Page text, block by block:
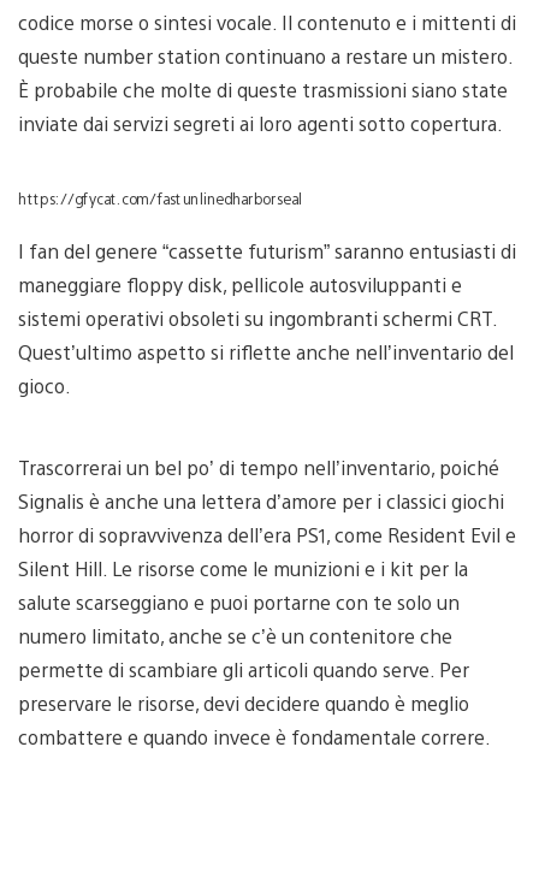
codice morse o sintesi vocale. Il contenuto e i mittenti di
queste number station continuano a restare un mistero.
È probabile che molte di queste trasmissioni siano state
inviate dai servizi segreti ai loro agenti sotto copertura.
https://gfycat.com/fastunlinedharborseal
I fan del genere “cassette futurism” saranno entusiasti di
maneggiare floppy disk, pellicole autosviluppanti e
sistemi operativi obsoleti su ingombranti schermi CRT.
Quest’ultimo aspetto si riflette anche nell’inventario del
gioco.
Trascorrerai un bel po’ di tempo nell’inventario, poiché
Signalis è anche una lettera d’amore per i classici giochi
horror di sopravvivenza dell’era PS1, come Resident Evil e
Silent Hill. Le risorse come le munizioni e i kit per la
salute scarseggiano e puoi portarne con te solo un
numero limitato, anche se c’è un contenitore che
permette di scambiare gli articoli quando serve. Per
preservare le risorse, devi decidere quando è meglio
combattere e quando invece è fondamentale correre.